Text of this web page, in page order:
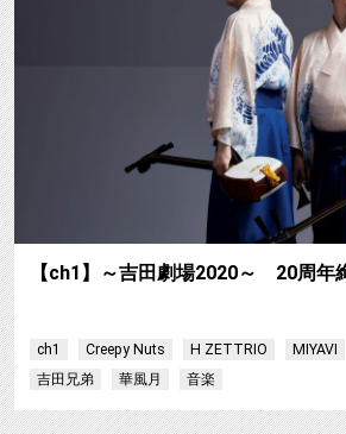
【ch1】～吉田劇場2020～ 20周年
ch1 Creepy Nuts H ZETTRIO MIYAVI
吉田兄弟
華風月 音楽